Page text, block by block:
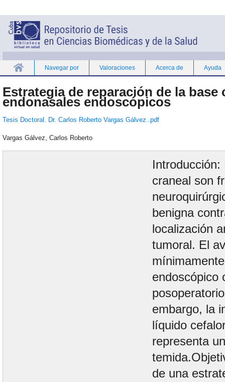
Navegar por Valoraciones Acerca de Ayuda
Estrategia de reparación de la base
endonasales endoscópicos
Tesis Doctoral. Dr. Carlos Roberto Vargas Gálvez..pdf
Vargas Gálvez, Carlos Roberto
craneal son
benigna
localización
tumoral. El
endoscópico
embargo, la
líquido
representa
de una